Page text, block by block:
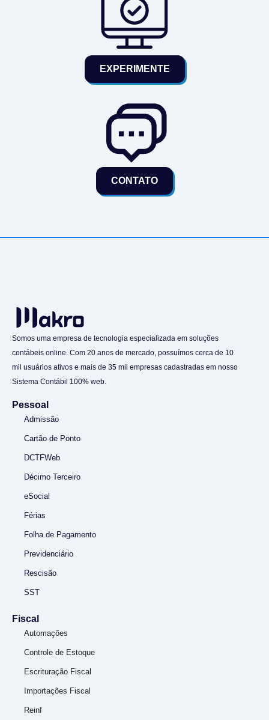
EXPERIMENTE
CONTATO
Somos uma empresa de tecnologia especializada em soluções
contábeis online. Com 20 anos de mercado, possuímos cerca de 10
mil usuários ativos e mais de 35 mil empresas cadastradas em nosso
Sistema Contábil 100% web.
Pessoal
Admissão
Cartão de Ponto
DCTFWeb
Décimo Terceiro
eSocial
Férias
Folha de Pagamento
Previdenciário
Rescisão
SST
Fiscal
Automações
Controle de Estoque
Escrituração Fiscal
Importações Fiscal
Reinf